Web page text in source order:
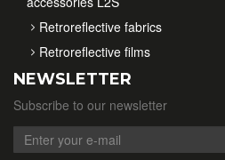
Retroreflective fabrics
Retroreflective films
NEWSLETTER
Subscribe to our newsletter